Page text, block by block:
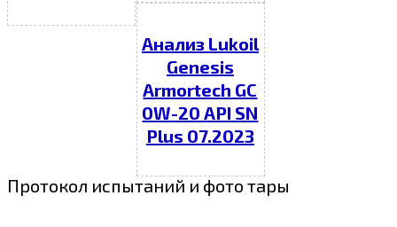
Анализ Lukoil
Genesis
Armortech GC
0W-20 API SN
Plus 07.2023
Протокол испытаний и фото тары